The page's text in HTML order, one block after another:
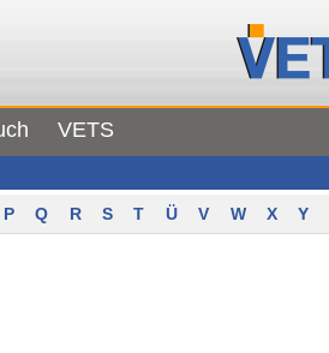
VETS
P Q R S T Ü V W X Y